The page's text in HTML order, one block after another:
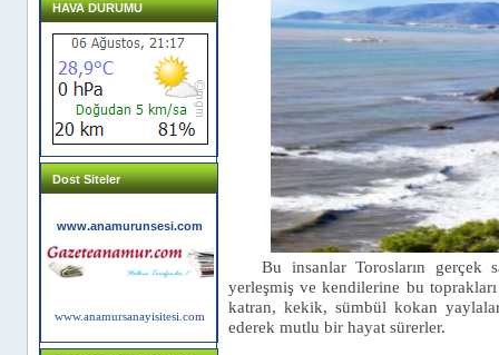
HAVA DURUMU
Dost Siteler
www.anamurunsesi.com
www.anamursanayisitesi.com
Bu insanlar Torosların gerçek
yerleşmiş ve kendilerine bu
katran, kekik, sümbül kokan
ederek mutlu bir hayat sürerler.